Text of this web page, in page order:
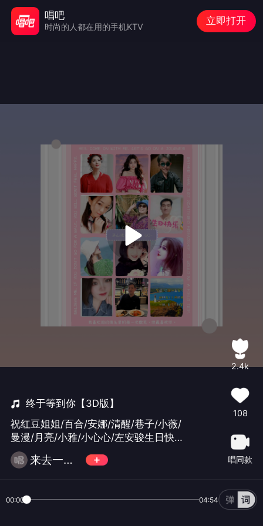
终于等到你【3D版】
祝红豆姐姐/百合/安娜/清醒/巷子/小薇/
曼漫/月亮/小雅/小心心/左安骏生日快乐
🎂预祝大家国庆节快乐✌️沫爱国庆假期
后来签收你生日歌✌️#勿礼#
来去一阵风🐲🐉
2.4k
108
唱同款
00:00 04:54
唱吧
时尚的人都在用的手机KTV
立即打开